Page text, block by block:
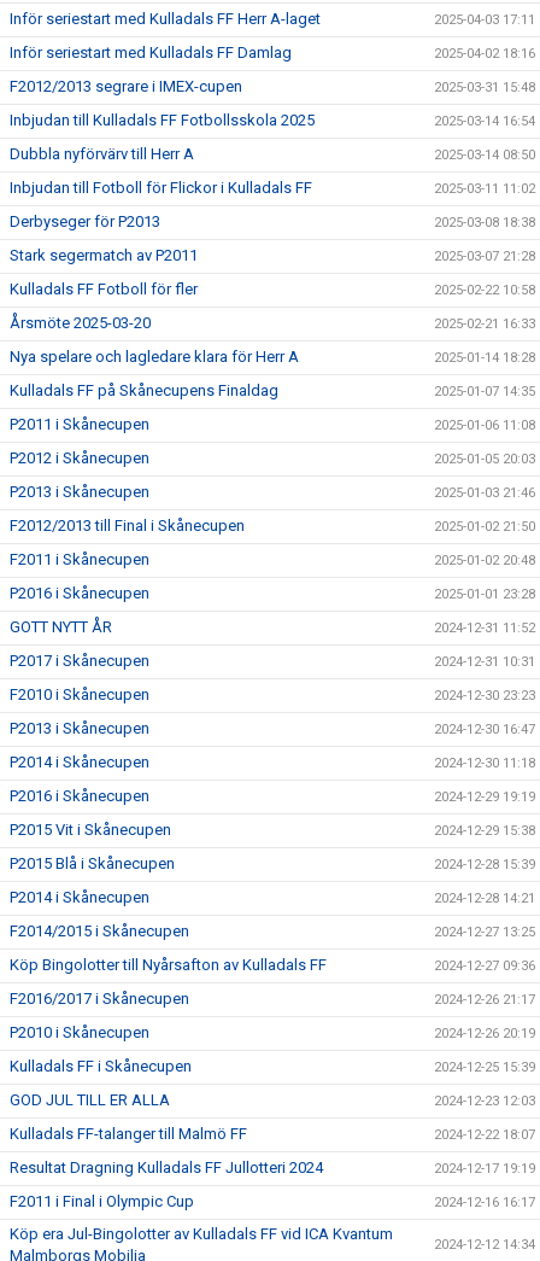
Inför seriestart med Kulladals FF Herr A-laget 2025-04-03 17:11
Inför seriestart med Kulladals FF Damlag 2025-04-02 18:16
F2012/2013 segrare i IMEX-cupen 2025-03-31 15:48
Inbjudan till Kulladals FF Fotbollsskola 2025 2025-03-14 16:54
Dubbla nyförvärv till Herr A 2025-03-14 08:50
Inbjudan till Fotboll för Flickor i Kulladals FF 2025-03-11 11:02
Derbyseger för P2013 2025-03-08 18:38
Stark segermatch av P2011 2025-03-07 21:28
Kulladals FF Fotboll för fler 2025-02-22 10:58
Årsmöte 2025-03-20 2025-02-21 16:33
Nya spelare och lagledare klara för Herr A 2025-01-14 18:28
Kulladals FF på Skånecupens Finaldag 2025-01-07 14:35
P2011 i Skånecupen 2025-01-06 11:08
P2012 i Skånecupen 2025-01-05 20:03
P2013 i Skånecupen 2025-01-03 21:46
F2012/2013 till Final i Skånecupen 2025-01-02 21:50
F2011 i Skånecupen 2025-01-02 20:48
P2016 i Skånecupen 2025-01-01 23:28
GOTT NYTT ÅR 2024-12-31 11:52
P2017 i Skånecupen 2024-12-31 10:31
F2010 i Skånecupen 2024-12-30 23:23
P2013 i Skånecupen 2024-12-30 16:47
P2014 i Skånecupen 2024-12-30 11:18
P2016 i Skånecupen 2024-12-29 19:19
P2015 Vit i Skånecupen 2024-12-29 15:38
P2015 Blå i Skånecupen 2024-12-28 15:39
P2014 i Skånecupen 2024-12-28 14:21
F2014/2015 i Skånecupen 2024-12-27 13:25
Köp Bingolotter till Nyårsafton av Kulladals FF 2024-12-27 09:36
F2016/2017 i Skånecupen 2024-12-26 21:17
P2010 i Skånecupen 2024-12-26 20:19
Kulladals FF i Skånecupen 2024-12-25 15:39
GOD JUL TILL ER ALLA 2024-12-23 12:03
Kulladals FF-talanger till Malmö FF 2024-12-22 18:07
Resultat Dragning Kulladals FF Jullotteri 2024 2024-12-17 19:19
F2011 i Final i Olympic Cup 2024-12-16 16:17
Köp era Jul-Bingolotter av Kulladals FF vid ICA Kvantum
Malmborgs Mobilia
2024-12-12 14:34